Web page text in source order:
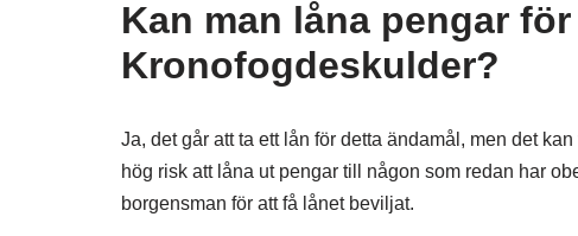
Kan man låna pengar
Kronofogdeskulder?
Ja, det går att ta ett lån för detta ändamål, men det
hög risk att låna ut pengar till någon som redan har
borgensman för att få lånet beviljat.